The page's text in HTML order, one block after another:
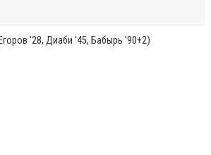
'28, Диаби '45, Бабырь '90+2)